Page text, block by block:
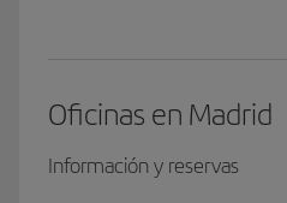
Oficinas en Madrid
Información y reservas